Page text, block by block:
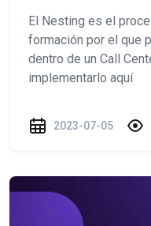
El Nesting es el
formación por el que
dentro de un Call
implementarlo aquí
2023-07-05